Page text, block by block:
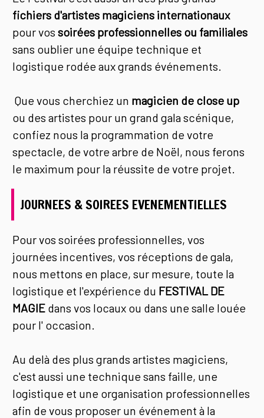
fichiers d'artistes magiciens internationaux
pour vossoirées professionnelles ou familiales
sans oublier une équipe technique et
logistique rodée aux grands événements.
Que vous cherchiez un magicien de close up
ou des artistes pour un grand gala scénique,
confiez nous la programmation de votre
spectacle, de votre arbre de Noël, nous ferons
le maximum pour la réussite de votre projet.
JOURNEES & SOIREES EVENEMENTIELLES
Pour vos soirées professionnelles, vos
journées incentives, vos réceptions de gala,
nous mettons en place, sur mesure, toute la
logistique et l'expérience du FESTIVAL DE
MAGIE dans vos locaux ou dans une salle louée
pour l' occasion.
Au delà des plus grands artistes magiciens,
c'est aussi une technique sans faille, une
logistique et une organisation professionnelles
afin de vous proposer un événement à la